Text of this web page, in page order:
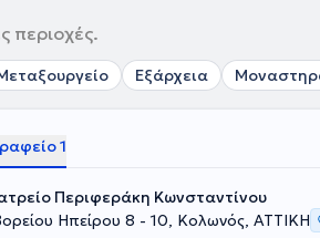
περιοχές.
Εξάρχεια
1
Περιφεράκη Κωνσταντίνου
Ηπείρου 8 - 10, Κολωνός, ΑΤΤΙΚΗ